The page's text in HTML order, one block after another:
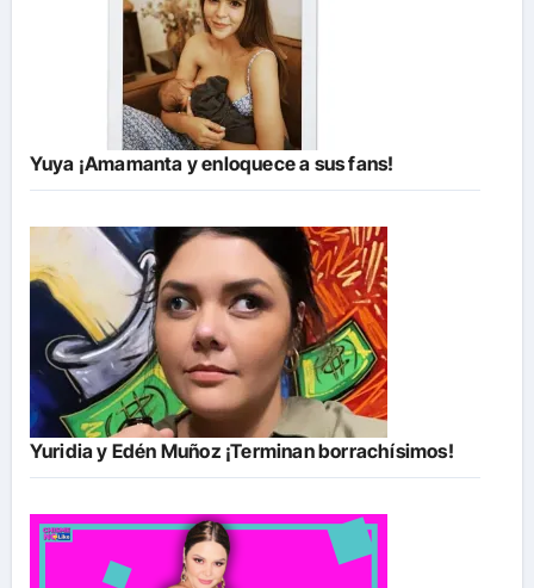
Yuya ¡Amamanta y enloquece a sus fans!
Yuridia y Edén Muñoz ¡Terminan borrachísimos!